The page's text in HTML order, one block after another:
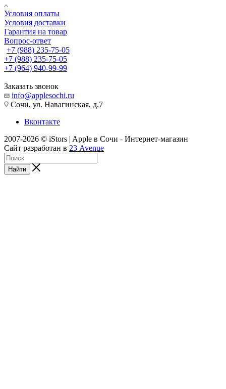
Условия оплаты
Условия доставки
Гарантия на товар
Вопрос-ответ
+7 (988) 235-75-05
+7 (988) 235-75-05
+7 (964) 940-99-99
Заказать звонок
info@applesochi.ru
Сочи, ул. Навагинская, д.7
Вконтакте
2007-2026 © iStors | Apple в Сочи - Интернет-магазин
Сайт разработан в 23 Avenue
Найти